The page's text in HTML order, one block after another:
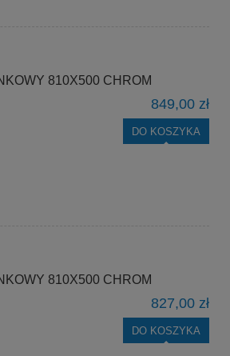
810X500 CHROM
849,00 zł
DO KOSZYKA
810X500 CHROM
827,00 zł
DO KOSZYKA